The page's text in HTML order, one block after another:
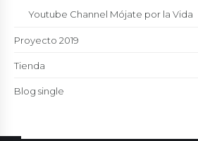
Youtube Channel Mójate por la Vida
Proyecto 2019
Tienda
Blog single